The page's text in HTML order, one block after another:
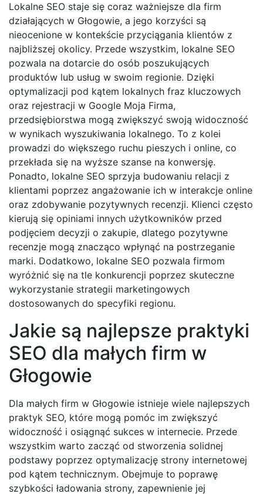
Lokalne SEO staje się coraz ważniejsze dla firm
działających w Głogowie, a jego korzyści są
nieocenione w kontekście przyciągania klientów z
najbliższej okolicy. Przede wszystkim, lokalne SEO
pozwala na dotarcie do osób poszukujących
produktów lub usług w swoim regionie. Dzięki
optymalizacji pod kątem lokalnych fraz kluczowych
oraz rejestracji w Google Moja Firma,
przedsiębiorstwa mogą zwiększyć swoją widoczność
w wynikach wyszukiwania lokalnego. To z kolei
prowadzi do większego ruchu pieszych i online, co
przekłada się na wyższe szanse na konwersję.
Ponadto, lokalne SEO sprzyja budowaniu relacji z
klientami poprzez angażowanie ich w interakcje online
oraz zdobywanie pozytywnych recenzji. Klienci często
kierują się opiniami innych użytkowników przed
podjęciem decyzji o zakupie, dlatego pozytywne
recenzje mogą znacząco wpłynąć na postrzeganie
marki. Dodatkowo, lokalne SEO pozwala firmom
wyróżnić się na tle konkurencji poprzez skuteczne
wykorzystanie strategii marketingowych
dostosowanych do specyfiki regionu.
Jakie są najlepsze praktyki
SEO dla małych firm w
Głogowie
Dla małych firm w Głogowie istnieje wiele najlepszych
praktyk SEO, które mogą pomóc im zwiększyć
widoczność i osiągnąć sukces w internecie. Przede
wszystkim warto zacząć od stworzenia solidnej
podstawy poprzez optymalizację strony internetowej
pod kątem technicznym. Obejmuje to poprawę
szybkości ładowania strony, zapewnienie jej